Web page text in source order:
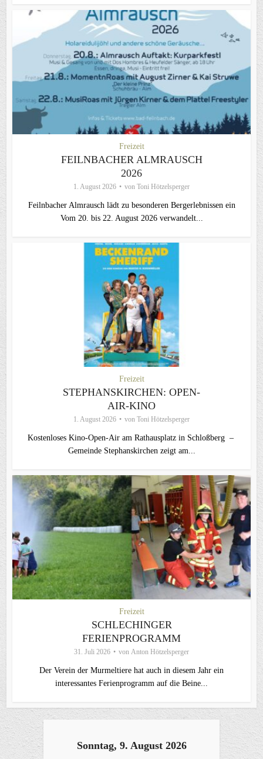
Freizeit
FEILNBACHER ALMRAUSCH
2026
1. August 2026 von Toni Hötzelsperger
Feilnbacher Almrausch lädt zu besonderen Bergerlebnissen ein
Vom 20. bis 22. August 2026 verwandelt...
Freizeit
STEPHANSKIRCHEN: OPEN-
AIR-KINO
1. August 2026 von Toni Hötzelsperger
Kostenloses Kino-Open-Air am Rathausplatz in Schloßberg –
Gemeinde Stephanskirchen zeigt am...
Freizeit
SCHLECHINGER
FERIENPROGRAMM
31. Juli 2026 von Anton Hötzelsperger
Der Verein der Murmeltiere hat auch in diesem Jahr ein
interessantes Ferienprogramm auf die Beine...
Sonntag, 9. August 2026